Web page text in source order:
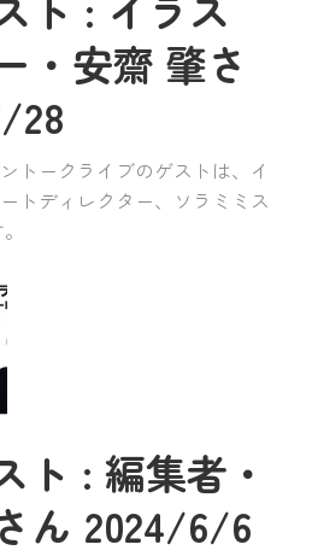
・安齋 肇さ
28
トークライブのゲストは、イ
トディレクター、ソラミミス
ト : 編集者・
ん 2024/6/6